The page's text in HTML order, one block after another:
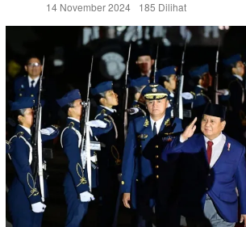
14 November 2024
185 Dilihat